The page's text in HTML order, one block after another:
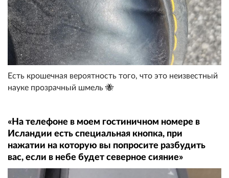
Есть крошечная вероятность того, что это неизвестный
науке прозрачный шмель 🐝
«На телефоне в моем гостиничном номере в
Исландии есть специальная кнопка, при
нажатии на которую вы попросите разбудить
вас, если в небе будет северное сияние»